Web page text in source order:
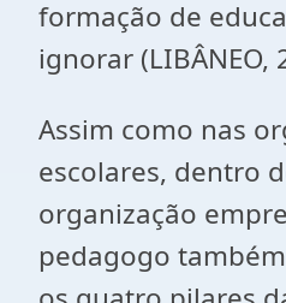
formação de
ignorar (LIBÂNEO,
Assim como nas
escolares, dentro
organização
pedagogo